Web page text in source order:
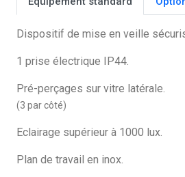
Dispositif de mise en veille
1 prise électrique IP44.
Pré-perçages sur vitre latérale.
(3 par côté)
Eclairage supérieur à 1000 lux.
Plan de travail en inox.